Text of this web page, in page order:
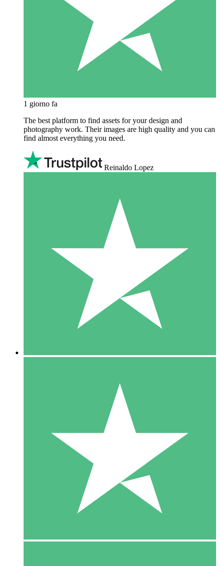
1 giorno fa
The best platform to find assets for your design and
photography work. Their images are high quality and you can
find almost everything you need.
Reinaldo Lopez